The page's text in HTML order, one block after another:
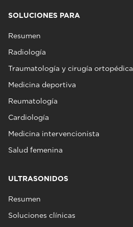
SOLUCIONES PARA
Resumen
Radiología
Traumatología y cirugía ortopédica
Medicina deportiva
Reumatología
Cardiología
Medicina intervencionista
Salud femenina
ULTRASONIDOS
Resumen
Soluciones clínicas